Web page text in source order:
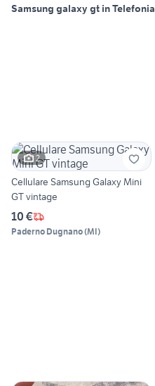
Samsung galaxy gt in Telefonia
2
Cellulare Samsung Galaxy Mini
GT vintage
10 €
Paderno Dugnano(MI)